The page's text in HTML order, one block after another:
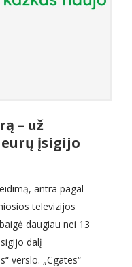
– už
įsigijo
antra pagal
televizijos
daugiau nei 13
dalį
verslo. „Cgates“